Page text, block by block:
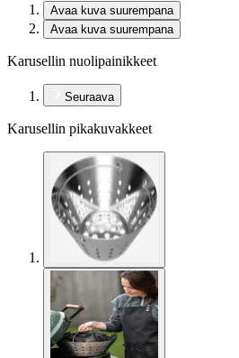
Avaa kuva suurempana
Avaa kuva suurempana
Karusellin nuolipainikkeet
Seuraava
Karusellin pikakuvakkeet